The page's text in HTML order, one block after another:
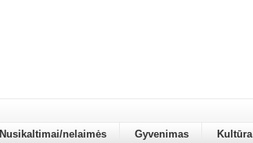
Nusikaltimai/nelaimės Gyvenimas Kultūra